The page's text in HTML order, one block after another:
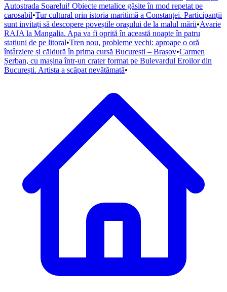
Autostrada Soarelui! Obiecte metalice găsite în mod repetat pe
carosabil•Tur cultural prin istoria maritimă a Constanței. Participanții
sunt invitați să descopere poveștile orașului de la malul mării•Avarie
RAJA la Mangalia. Apa va fi oprită în această noapte în patru
stațiuni de pe litoral•Tren nou, probleme vechi: aproape o oră
întârziere și căldură în prima cursă București – Brașov•Carmen
Șerban, cu mașina într-un crater format pe Bulevardul Eroilor din
București. Artista a scăpat nevătămată•